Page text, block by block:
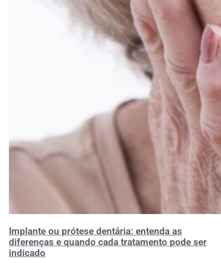
Implante ou prótese dentária: entenda as
diferenças e quando cada tratamento pode ser
indicado